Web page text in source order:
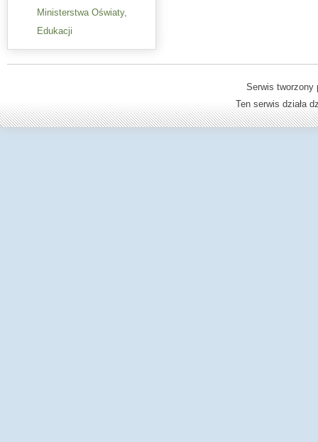
Ministerstwa Oświaty,
Edukacji
Serwis
Ten serwis działa